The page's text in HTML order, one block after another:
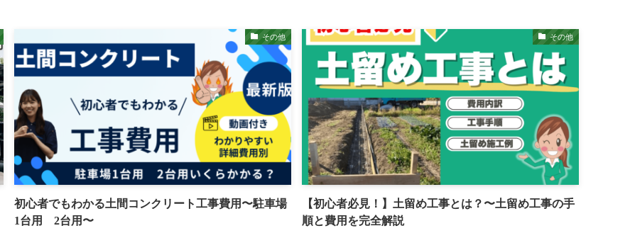
その他
初心者でもわかる土間コンクリート工事費用〜駐車場
1台用 2台用〜
その他
【初心者必見！】土留め工事とは？〜土留め工事の手
順と費用を完全解説